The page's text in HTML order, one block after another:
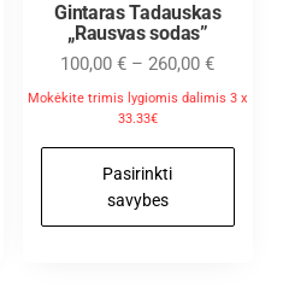
Gintaras Tadauskas
„Rausvas sodas”
100,00€ – 260,00€
Mokėkite trimis lygiomis dalimis 3 x
33.33€
Pasirinkti
savybes